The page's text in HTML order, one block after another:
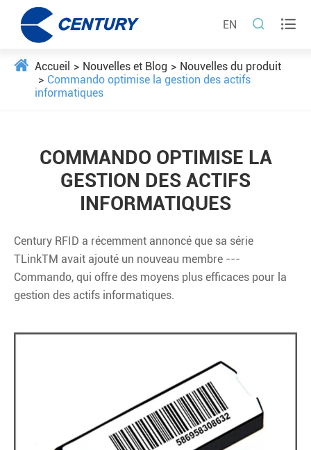
EN  
Accueil Nouvelles et Blog
Nouvelles du produit
Commando optimise la gestion des actifs
informatiques
COMMANDO OPTIMISE LA
GESTION DES ACTIFS
INFORMATIQUES
Century RFID a récemment annoncé que sa série
TLinkTM avait ajouté un nouveau membre ---
Commando, qui offre des moyens plus efficaces pour la
gestion des actifs informatiques.